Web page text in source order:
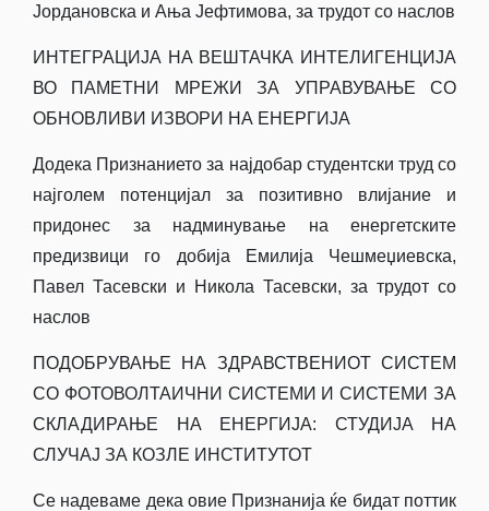
Јордановска и Ања Јефтимова, за трудот со наслов
ИНТЕГРАЦИЈА НА ВЕШТАЧКА ИНТЕЛИГЕНЦИЈА
ВО ПАМЕТНИ МРЕЖИ ЗА УПРАВУВАЊЕ СО
ОБНОВЛИВИ ИЗВОРИ НА ЕНЕРГИЈА
Додека Признанието за најдобар студентски труд со
најголем потенцијал за позитивно влијание и
придонес за надминување на енергетските
предизвици го добија Емилија Чешмеџиевска,
Павел Тасевски и Никола Тасевски, за трудот со
наслов
ПОДОБРУВАЊЕ НА ЗДРАВСТВЕНИОТ СИСТЕМ
СО ФОТОВОЛТАИЧНИ СИСТЕМИ И СИСТЕМИ ЗА
СКЛАДИРАЊЕ НА ЕНЕРГИЈА: СТУДИЈА НА
СЛУЧАЈ ЗА КОЗЛЕ ИНСТИТУТОТ
Се надеваме дека овие Признанија ќе бидат поттик